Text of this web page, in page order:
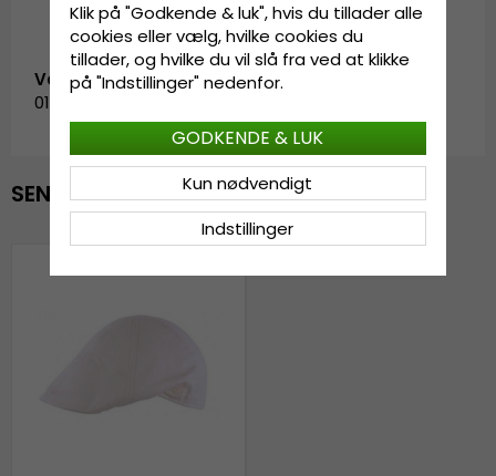
Vare-ID:
01H66539002-1
SENAST VISTE
Klik på "Godkende & luk", hvis du tillader alle
cookies eller vælg, hvilke cookies du
tillader, og hvilke du vil slå fra ved at klikke
på "Indstillinger" nedenfor.
Indstillinger
Kun nødvendigt
GODKENDE & LUK